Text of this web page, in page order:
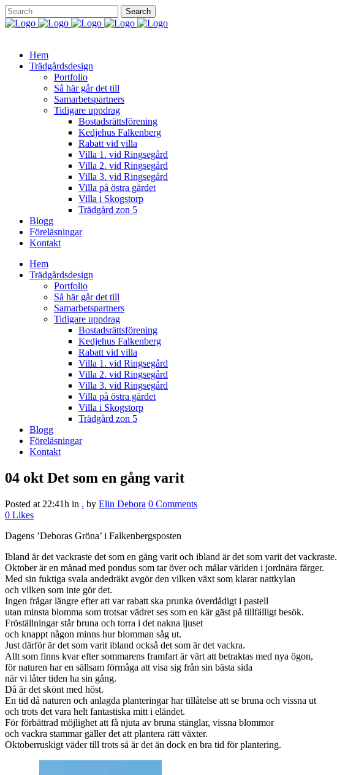
Hem
Trädgårdsdesign
Portfolio
Så här går det till
Samarbetspartners
Tidigare uppdrag
Bostadsrättsförening
Kedjehus Falkenberg
Rabatt vid villa
Villa 1. vid Ringsegård
Villa 2. vid Ringsegård
Villa 3. vid Ringsegård
Villa på östra gärdet
Villa i Skogstorp
Trädgård zon 5
Blogg
Föreläsningar
Kontakt
Hem
Trädgårdsdesign
Portfolio
Så här går det till
Samarbetspartners
Tidigare uppdrag
Bostadsrättsförening
Kedjehus Falkenberg
Rabatt vid villa
Villa 1. vid Ringsegård
Villa 2. vid Ringsegård
Villa 3. vid Ringsegård
Villa på östra gärdet
Villa i Skogstorp
Trädgård zon 5
Blogg
Föreläsningar
Kontakt
04 okt Det som en gång varit
Posted at 22:41h in . by Elin Debora 0 Comments
0 Likes
Dagens ’Deboras Gröna’ i Falkenbergsposten
Ibland är det vackraste det som en gång varit och ibland är det som varit det vackraste.
Oktober är en månad med pondus som tar över och målar världen i jordnära färger.
Med sin fuktiga svala andedräkt avgör den vilken växt som klarar nattkylan
och vilken som inte gör det.
Ingen frågar längre efter att var rabatt ska prunka överdådigt i pastell
utan minsta blomma som trotsar vädret ses som en kär gäst på tillfälligt besök.
Fröställningar står bruna och torra i det nakna ljuset
och knappt någon minns hur blomman såg ut.
Just därför är det som varit ibland också det som är det vackra.
Allt som finns kvar efter sommarens framfart är värt att betraktas med nya ögon,
för naturen har en sällsam förmåga att visa sig från sin bästa sida
när vi låter tiden ha sin gång.
Då är det skönt med höst.
En tid då naturen och anlagda planteringar har tillåtelse att se bruna och vissna ut
och trots det vara helt fantastiska mitt i eländet.
För förbättrad möjlighet att få njuta av bruna stänglar, vissna blommor
och vackra stammar gäller det att plantera rätt växter.
Oktoberruskigt väder till trots så är det än dock en bra tid för plantering.